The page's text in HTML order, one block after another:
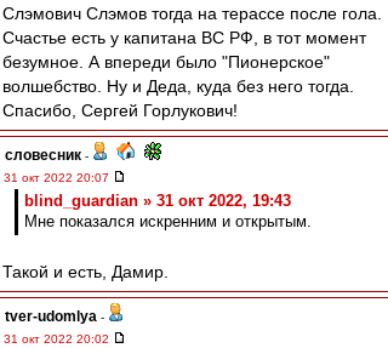
Слэмович Слэмов тогда на терассе после гола.
Счастье есть у капитана ВС РФ, в тот момент
безумное. А впереди было "Пионерское"
волшебство. Ну и Деда, куда без него тогда.
Спасибо, Сергей Горлукович!
словесник -
31 окт 2022 20:07
blind_guardian » 31 окт 2022, 19:43
Мне показался искренним и открытым.
Такой и есть, Дамир.
tver-udomlya -
31 окт 2022 20:02